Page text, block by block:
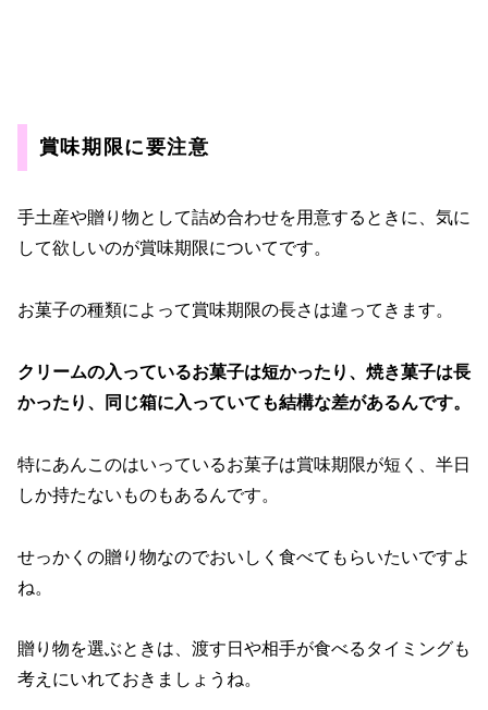
賞味期限に要注意
手土産や贈り物として詰め合わせを用意するときに、気に
して欲しいのが賞味期限についてです。
お菓子の種類によって賞味期限の長さは違ってきます。
クリームの入っているお菓子は短かったり、焼き菓子は長
かったり、同じ箱に入っていても結構な差があるんです。
特にあんこのはいっているお菓子は賞味期限が短く、半日
しか持たないものもあるんです。
せっかくの贈り物なのでおいしく食べてもらいたいですよ
ね。
贈り物を選ぶときは、渡す日や相手が食べるタイミングも
考えにいれておきましょうね。